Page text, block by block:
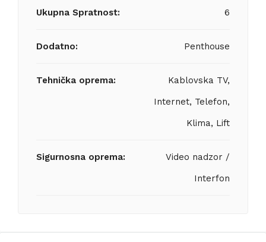
Ukupna Spratnost: 6
Dodatno: Penthouse
Tehnička oprema:
Kablovska TV,
Internet, Telefon,
Klima, Lift
Sigurnosna oprema:
Video nadzor /
Interfon